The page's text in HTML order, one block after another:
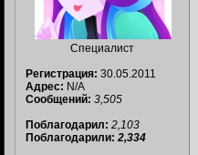
Специалист
Регистрация: 30.05.2011
Адрес: N/A
Сообщений: 3,505
Поблагодарил: 2,103
Поблагодарили: 2,334